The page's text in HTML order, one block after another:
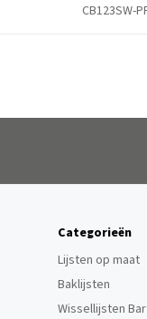
CB123SW-
Categorieën
Lijsten op maat
Baklijsten
Wissellijsten